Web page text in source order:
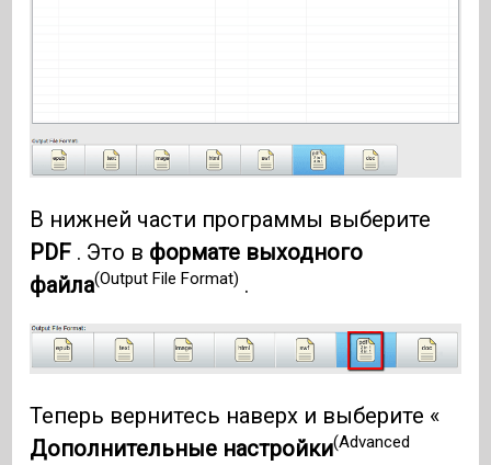
В нижней части программы выберите
PDF . Это в формате выходного
файла(Output File Format) .
Теперь вернитесь наверх и выберите «
Дополнительные настройки(Advanced